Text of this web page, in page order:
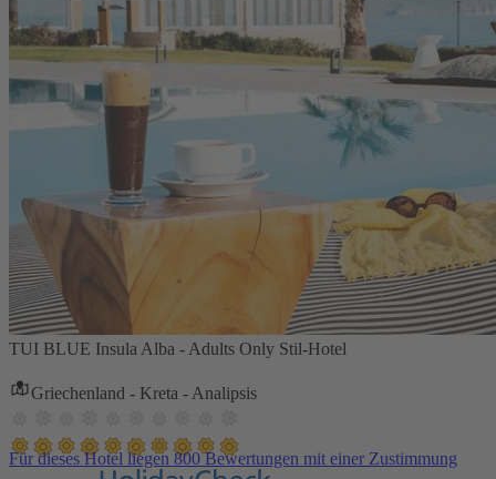
TUI BLUE Insula Alba - Adults Only Stil-Hotel
Griechenland - Kreta - Analipsis
Für dieses Hotel liegen 800 Bewertungen mit einer Zustimmung